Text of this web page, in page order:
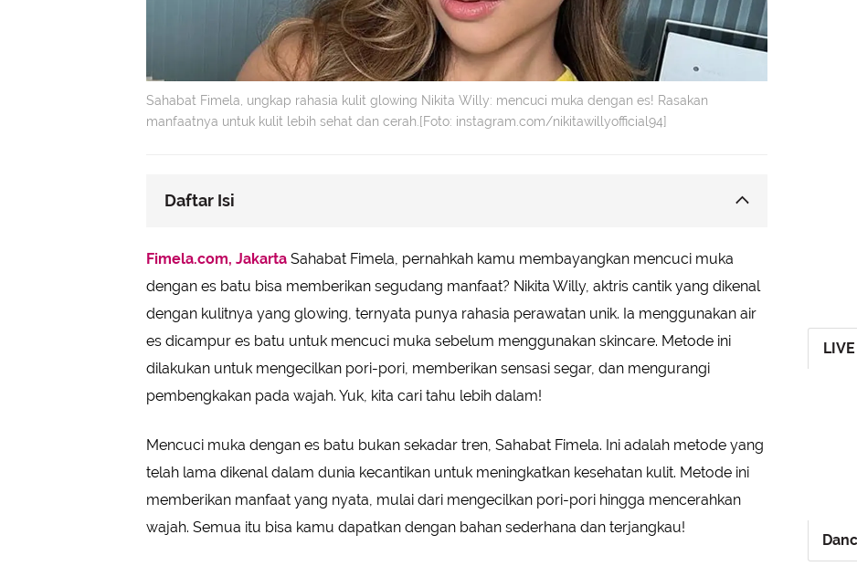
Sahabat Fimela, ungkap rahasia kulit glowing Nikita Willy: mencuci muka dengan es! Rasakan
manfaatnya untuk kulit lebih sehat dan cerah.[Foto: instagram.com/nikitawillyofficial94]
Daftar Isi
Meningkatkan Penyerapan Skincare dan Mengurangi Kerutan
Tips dan Peringatan Penting
Fimela.com, Jakarta Sahabat Fimela, pernahkah kamu membayangkan mencuci muka
dengan es batu bisa memberikan segudang manfaat? Nikita Willy, aktris cantik yang dikenal
dengan kulitnya yang glowing, ternyata punya rahasia perawatan unik. Ia menggunakan air
es dicampur es batu untuk mencuci muka sebelum menggunakan skincare. Metode ini
dilakukan untuk mengecilkan pori-pori, memberikan sensasi segar, dan mengurangi
pembengkakan pada wajah. Yuk, kita cari tahu lebih dalam!
Mencuci muka dengan es batu bukan sekadar tren, Sahabat Fimela. Ini adalah metode yang
telah lama dikenal dalam dunia kecantikan untuk meningkatkan kesehatan kulit. Metode ini
memberikan manfaat yang nyata, mulai dari mengecilkan pori-pori hingga mencerahkan
wajah. Semua itu bisa kamu dapatkan dengan bahan sederhana dan terjangkau!